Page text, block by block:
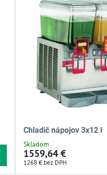
Chladič nápojov 3x12 l
Skladom
1559,64 €
1268 € bez DPH